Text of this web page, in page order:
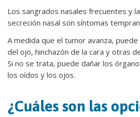
Los sangrados nasales frecuentes y
secreción nasal son síntomas
A medida que el tumor avanza,
del ojo, hinchazón de la cara y otras
Si no se trata, puede dañar los
los oídos y los ojos.
¿Cuáles son las